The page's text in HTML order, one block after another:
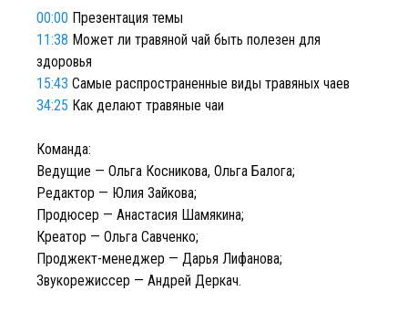
00:00 Презентация темы
11:38 Может ли травяной чай быть полезен для
здоровья
15:43 Самые распространенные виды травяных чаев
34:25 Как делают травяные чаи
Команда:
Ведущие — Ольга Косникова, Ольга Балога;
Редактор — Юлия Зайкова;
Продюсер — Анастасия Шамякина;
Креатор — Ольга Савченко;
Проджект-менеджер — Дарья Лифанова;
Звукорежиссер — Андрей Деркач.